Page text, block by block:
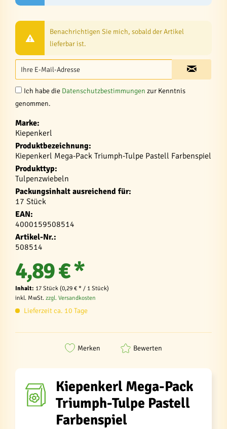
Benachrichtigen Sie mich, sobald der Artikel
lieferbar ist.
Ich habe die Datenschutzbestimmungen zur Kenntnis
genommen.
Marke:
Kiepenkerl
Produktbezeichnung:
Kiepenkerl Mega-Pack Triumph-Tulpe Pastell Farbenspiel
Produkttyp:
Tulpenzwiebeln
Packungsinhalt ausreichend für:
17 Stück
EAN:
4000159508514
Artikel-Nr.:
508514
4,89 € *
Inhalt: 17 Stück (0,29 € * / 1 Stück)
inkl. MwSt. zzgl. Versandkosten
Lieferzeit ca. 10 Tage
Merken Bewerten
Kiepenkerl Mega-Pack
Triumph-Tulpe Pastell
Farbenspiel